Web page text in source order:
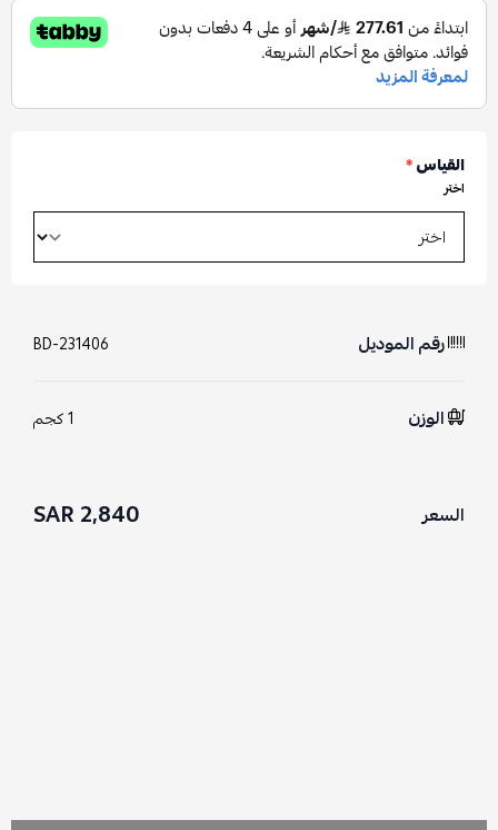
القياس*
اختر
رقم الموديل BD-231406
الوزن 1 كجم
السعر 2,840 SAR